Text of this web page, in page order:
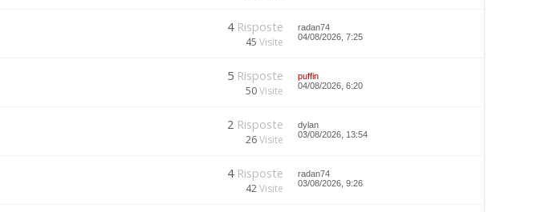
4 Risposte
45 Visite
radan74
04/08/2026, 7:25
5 Risposte
50Visite
puffin
04/08/2026, 6:20
2 Risposte
26Visite
dylan
03/08/2026, 13:54
4 Risposte
42Visite
radan74
03/08/2026, 9:26